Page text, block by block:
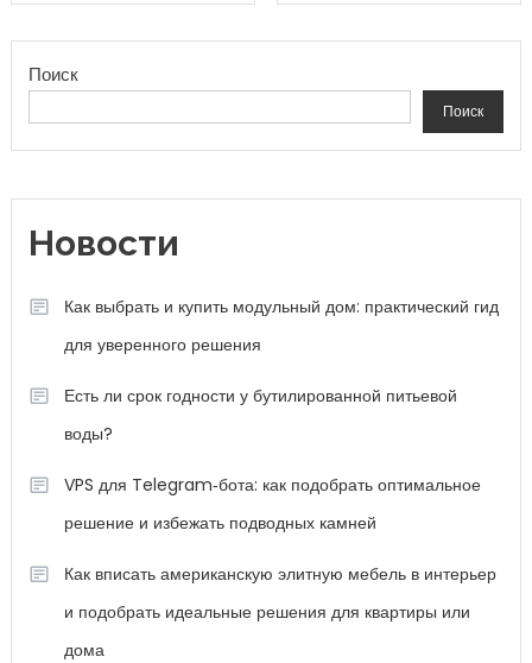
Поиск
Поиск
Новости
Как выбрать и купить модульный дом: практический гид
для уверенного решения
Есть ли срок годности у бутилированной питьевой
воды?
VPS для Telegram‑бота: как подобрать оптимальное
решение и избежать подводных камней
Как вписать американскую элитную мебель в интерьер
и подобрать идеальные решения для квартиры или
дома